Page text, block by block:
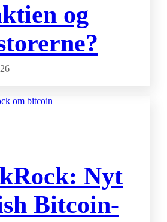
og
Nyt
Bitcoin-